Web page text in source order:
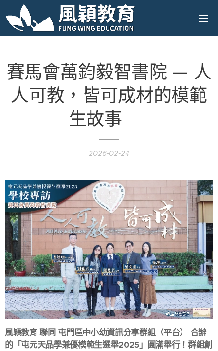
賽馬會萬鈞毅智書院 — 人
人可教，皆可成材的模範
生故事 🌟
2026-02-24
風穎教育 聯同 屯門區中小幼資訊分享群組（平台） 合辦
的「屯元天品學兼優模範生選舉2025」圓滿舉行！群組創